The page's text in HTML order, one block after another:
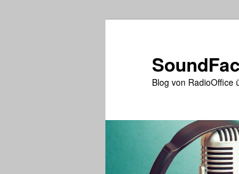
Blog von RadioOffice